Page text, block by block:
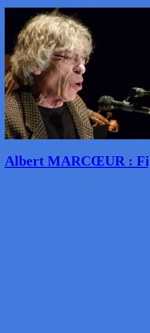
Albert MARCŒUR :